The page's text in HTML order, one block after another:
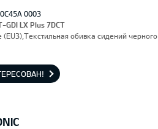
0003
GDI LX Plus 7DCT
(EU3),Текстильная обивка сидений черного